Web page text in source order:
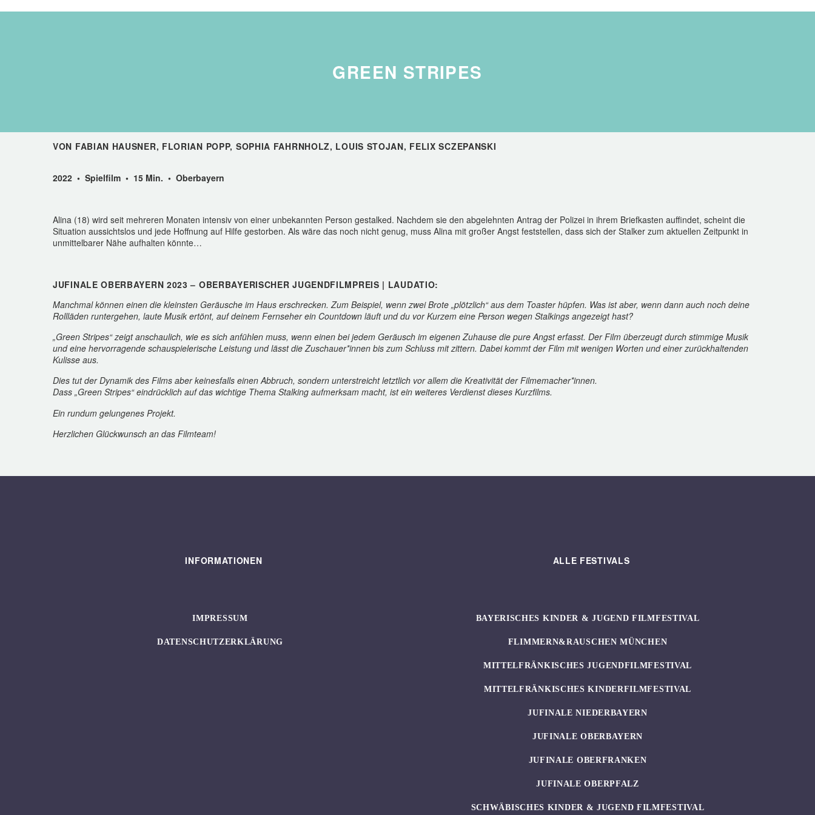
GREEN STRIPES
VON FABIAN HAUSNER, FLORIAN POPP, SOPHIA FAHRNHOLZ, LOUIS STOJAN, FELIX SCZEPANSKI
2022 • Spielfilm • 15 Min. • Oberbayern
Alina (18) wird seit mehreren Monaten intensiv von einer unbekannten Person gestalked. Nachdem sie den abgelehnten Antrag der Polizei in ihrem Briefkasten auffindet, scheint die
Situation aussichtslos und jede Hoffnung auf Hilfe gestorben. Als wäre das noch nicht genug, muss Alina mit großer Angst feststellen, dass sich der Stalker zum aktuellen Zeitpunkt in
unmittelbarer Nähe aufhalten könnte…
JUFINALE OBERBAYERN 2023 – OBERBAYERISCHER JUGENDFILMPREIS | LAUDATIO:
Manchmal können einen die kleinsten Geräusche im Haus erschrecken. Zum Beispiel, wenn zwei Brote „plötzlich“ aus dem Toaster hüpfen. Was ist aber, wenn dann auch noch deine
Rollläden runtergehen, laute Musik ertönt, auf deinem Fernseher ein Countdown läuft und du vor Kurzem eine Person wegen Stalkings angezeigt hast?
„Green Stripes“ zeigt anschaulich, wie es sich anfühlen muss, wenn einen bei jedem Geräusch im eigenen Zuhause die pure Angst erfasst. Der Film überzeugt durch stimmige Musik
und eine hervorragende schauspielerische Leistung und lässt die Zuschauer*innen bis zum Schluss mit zittern. Dabei kommt der Film mit wenigen Worten und einer zurückhaltenden
Kulisse aus.
Dies tut der Dynamik des Films aber keinesfalls einen Abbruch, sondern unterstreicht letztlich vor allem die Kreativität der Filmemacher*innen.
Dass „Green Stripes“ eindrücklich auf das wichtige Thema Stalking aufmerksam macht, ist ein weiteres Verdienst dieses Kurzfilms.
Ein rundum gelungenes Projekt.
Herzlichen Glückwunsch an das Filmteam!
INFORMATIONEN
IMPRESSUM
DATENSCHUTZERKLÄRUNG
ALLE FESTIVALS
BAYERISCHES KINDER & JUGEND FILMFESTIVAL
FLIMMERN&RAUSCHEN MÜNCHEN
MITTELFRÄNKISCHES JUGENDFILMFESTIVAL
MITTELFRÄNKISCHES KINDERFILMFESTIVAL
JUFINALE NIEDERBAYERN
JUFINALE OBERBAYERN
JUFINALE OBERFRANKEN
JUFINALE OBERPFALZ
SCHWÄBISCHES KINDER & JUGEND FILMFESTIVAL